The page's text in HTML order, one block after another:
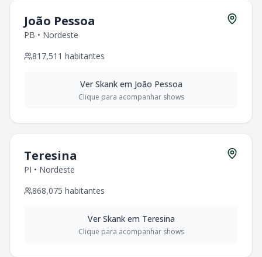
João Pessoa
PB • Nordeste
817,511 habitantes
VerSkankem João Pessoa
Clique para acompanhar shows
Teresina
PI • Nordeste
868,075 habitantes
VerSkankem Teresina
Clique para acompanhar shows